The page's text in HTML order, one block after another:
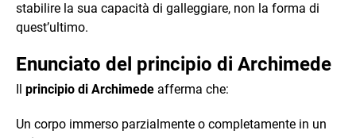
stabilire la sua capacità di galleggiare, non la forma di
quest’ultimo.
Enunciato del principio di Archimede
Il principio di Archimede afferma che:
Un corpo immerso parzialmente o completamente in un